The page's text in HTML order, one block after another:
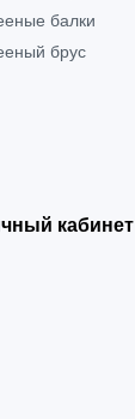
балки
брус
кабинет